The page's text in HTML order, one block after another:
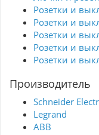
Розетки и
Розетки и
Розетки и
Розетки и
Розетки и
Производитель
Schneider
Legrand
ABB